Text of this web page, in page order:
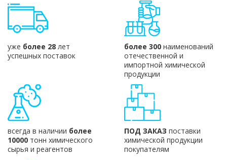
уже более 28 лет
успешных поставок
более 300наименований
отечественной и
импортной химической
продукции
всегда в наличии более
10000 тонн химического
сырья и реагентов
ПОД ЗАКАЗ поставки
химической продукции
покупателям